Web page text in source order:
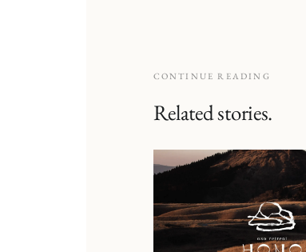
CONTINUE READING
Related stories.